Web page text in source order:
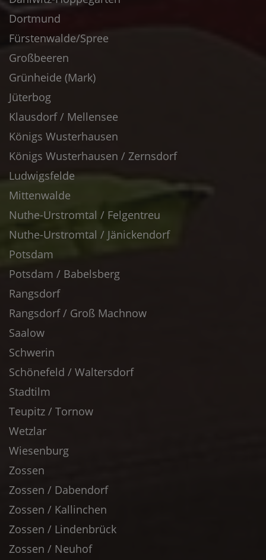
Dortmund
Fürstenwalde/Spree
Großbeeren
Grünheide (Mark)
Jüterbog
Klausdorf / Mellensee
Königs Wusterhausen
Königs Wusterhausen / Zernsdorf
Ludwigsfelde
Mittenwalde
Nuthe-Urstromtal / Felgentreu
Nuthe-Urstromtal / Jänickendorf
Potsdam
Potsdam / Babelsberg
Rangsdorf
Rangsdorf / Groß Machnow
Saalow
Schwerin
Schönefeld / Waltersdorf
Stadtilm
Teupitz / Tornow
Wetzlar
Wiesenburg
Zossen
Zossen / Dabendorf
Zossen / Kallinchen
Zossen / Lindenbrück
Zossen / Neuhof